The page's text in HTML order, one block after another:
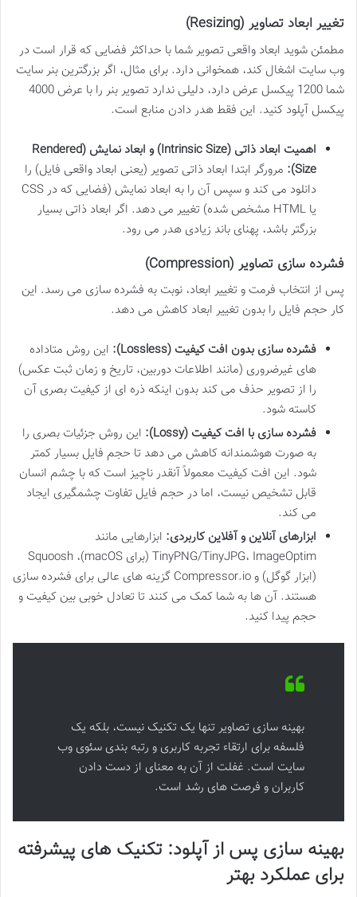
تغییر ابعاد تصاویر (Resizing)
مطمئن شوید ابعاد واقعی تصویر شما با حداکثر فضایی که قرار است در
وب سایت اشغال کند، همخوانی دارد. برای مثال، اگر بزرگترین بنر سایت
شما 1200 پیکسل عرض دارد، دلیلی ندارد تصویر بنر را با عرض 4000
پیکسل آپلود کنید. این فقط هدر دادن منابع است.
اهمیت ابعاد ذاتی (Intrinsic Size) و ابعاد نمایش (Rendered
Size):
مرورگر ابتدا ابعاد ذاتی تصویر (یعنی ابعاد واقعی فایل) را
دانلود می کند و سپس آن را به ابعاد نمایش (فضایی که در CSS
یا HTML مشخص شده) تغییر می دهد. اگر ابعاد ذاتی بسیار
بزرگتر باشد، پهنای باند زیادی هدر می رود.
فشرده سازی تصاویر (Compression)
پس از انتخاب فرمت و تغییر ابعاد، نوبت به فشرده سازی می رسد. این
کار حجم فایل را بدون تغییر ابعاد کاهش می دهد.
فشرده سازی بدون افت کیفیت (Lossless):
این روش متاداده
های غیرضروری (مانند اطلاعات دوربین، تاریخ و زمان ثبت عکس)
را از تصویر حذف می کند بدون اینکه ذره ای از کیفیت بصری آن
کاسته شود.
فشرده سازی با افت کیفیت (Lossy):
این روش جزئیات بصری را
به صورت هوشمندانه کاهش می دهد تا حجم فایل بسیار کمتر
شود. این افت کیفیت معمولاً آنقدر ناچیز است که با چشم انسان
قابل تشخیص نیست، اما در حجم فایل تفاوت چشمگیری ایجاد
می کند.
ابزارهای آنلاین و آفلاین کاربردی: ابزارهایی مانند
TinyPNG/TinyJPG، ImageOptim (برای macOS)، Squoosh
(ابزار گوگل) و Compressor.io گزینه های عالی برای فشرده سازی
هستند. آن ها به شما کمک می کنند تا تعادل خوبی بین کیفیت و
حجم پیدا کنید.
بهینه سازی تصاویر تنها یک تکنیک نیست، بلکه یک
فلسفه برای ارتقاء تجربه کاربری و رتبه بندی سئوی وب
سایت است. غفلت از آن به معنای از دست دادن
کاربران و فرصت های رشد است.
بهینه سازی پس از آپلود: تکنیک های پیشرفته
برای عملکرد بهتر